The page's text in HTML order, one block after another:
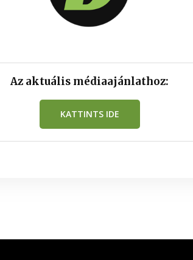
Az aktuális médiaajánlathoz:
KATTINTS IDE